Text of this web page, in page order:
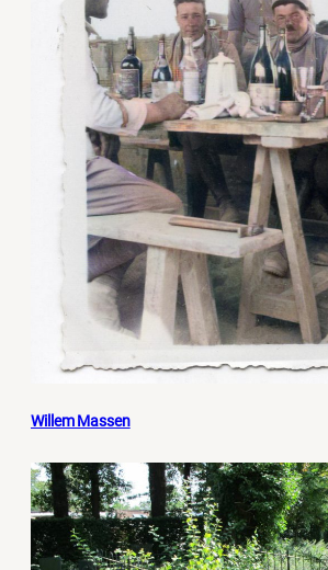
Willem Massen